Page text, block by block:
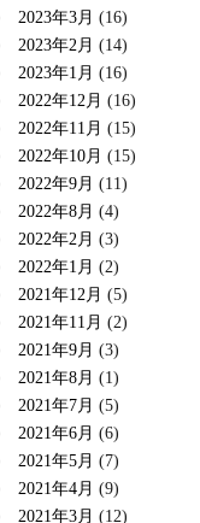
2023年3月 (16)
2023年2月 (14)
2023年1月 (16)
2022年12月 (16)
2022年11月 (15)
2022年10月 (15)
2022年9月 (11)
2022年8月 (4)
2022年2月 (3)
2022年1月 (2)
2021年12月 (5)
2021年11月 (2)
2021年9月 (3)
2021年8月 (1)
2021年7月 (5)
2021年6月 (6)
2021年5月 (7)
2021年4月 (9)
2021年3月 (12)